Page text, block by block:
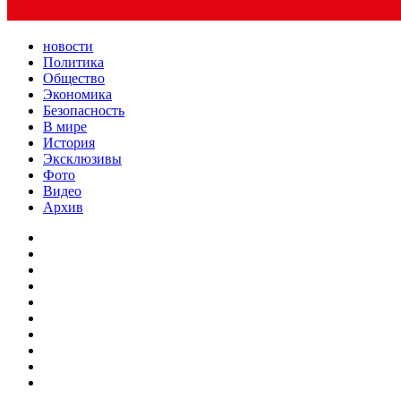
новости
Политика
Общество
Экономика
Безопасность
В мире
История
Эксклюзивы
Фото
Видео
Архив